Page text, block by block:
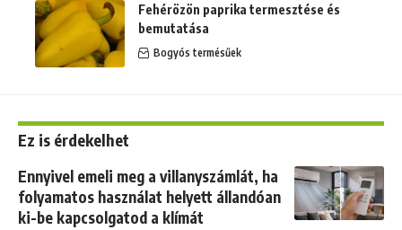
Fehérözön paprika termesztése és
bemutatása
Bogyós termésűek
Ez is érdekelhet
Ennyivel emeli meg a villanyszámlát, ha
folyamatos használat helyett állandóan
ki-be kapcsolgatod a klímát